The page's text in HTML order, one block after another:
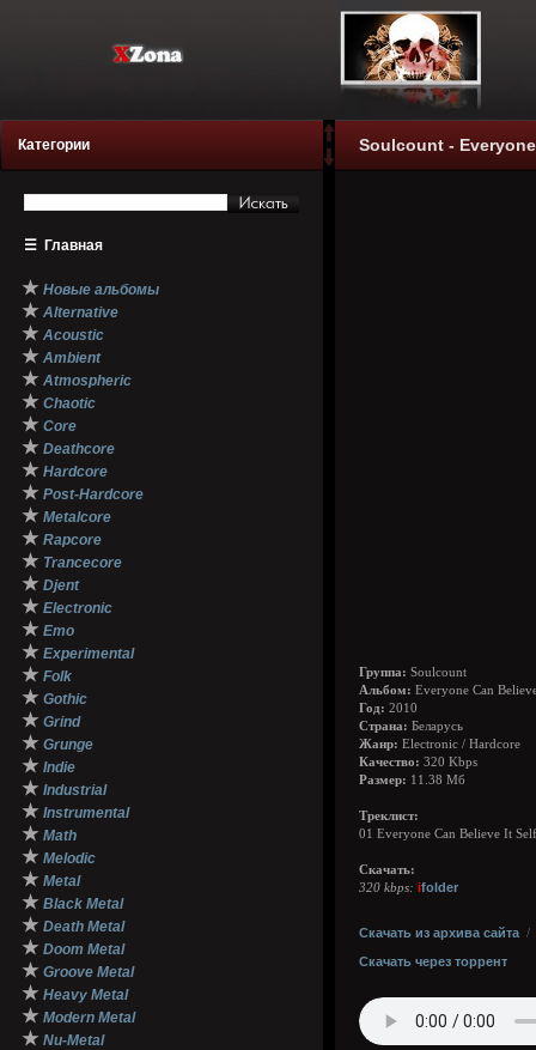
Категории
☰ Главная
★ Новые альбомы
★ Alternative
★ Acoustic
★ Ambient
★ Atmospheric
★ Chaotic
★ Core
★ Deathcore
★ Hardcore
★ Post-Hardcore
★ Metalcore
★ Rapcore
★ Trancecore
★ Djent
★ Electronic
★ Emo
★ Experimental
★ Folk
★ Gothic
★ Grind
★ Grunge
★ Indie
★ Industrial
★ Instrumental
★ Math
★ Melodic
★ Metal
★ Black Metal
★ Death Metal
★ Doom Metal
★ Groove Metal
★ Heavy Metal
★ Modern Metal
★ Nu-Metal
Soulcount -
Группа: Soulcount
Альбом: Everyone Can
Год: 2010
Страна: Беларусь
Жанр: Electronic / Hardcore
Качество: 320 Kbps
Размер: 11.38 Мб
Треклист:
01 Everyone Can Believe It Self
Скачать:
320 kbps: ifolder
Скачать из архива сайта /
Скачать через торрент